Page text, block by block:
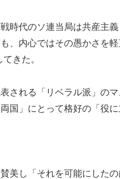
時代のソ連当局は共産主
、内心ではその愚かさを
きた。
される「リベラル派」の
国」にとって格好の「役
美し「それを可能にした